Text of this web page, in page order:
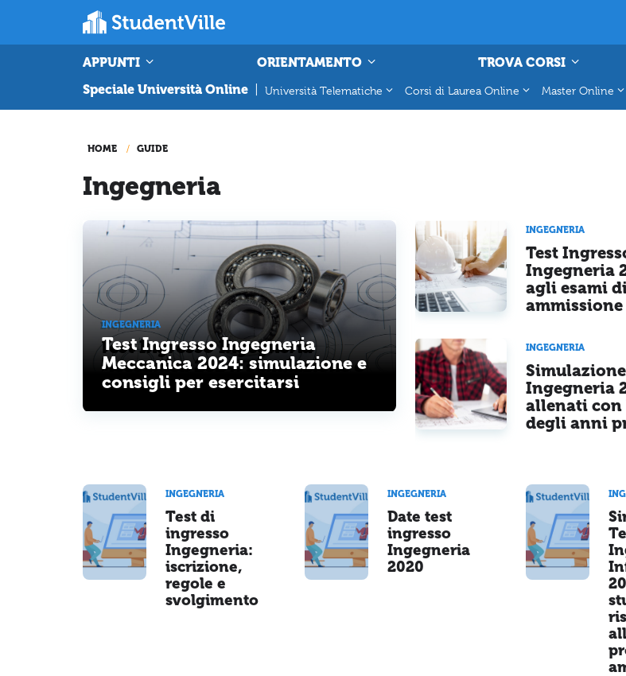
APPUNTI ORIENTAMENTO TROVA CORSI
Speciale Università Online
Università Telematiche Corsi di Laurea Online Master Online
HOME GUIDE
Ingegneria
INGEGNERIA
Test Ingresso Ingegneria
Meccanica 2024: simulazione e
consigli per esercitarsi
INGEGNERIA
Test
Ingegneria
agli esami
ammissione
INGEGNERIA
Ingegneria
allenati con
degli anni
INGEGNERIA
Test di
ingresso
Ingegneria:
iscrizione,
regole e
svolgimento
INGEGNERIA
Date test
ingresso
Ingegneria
2020